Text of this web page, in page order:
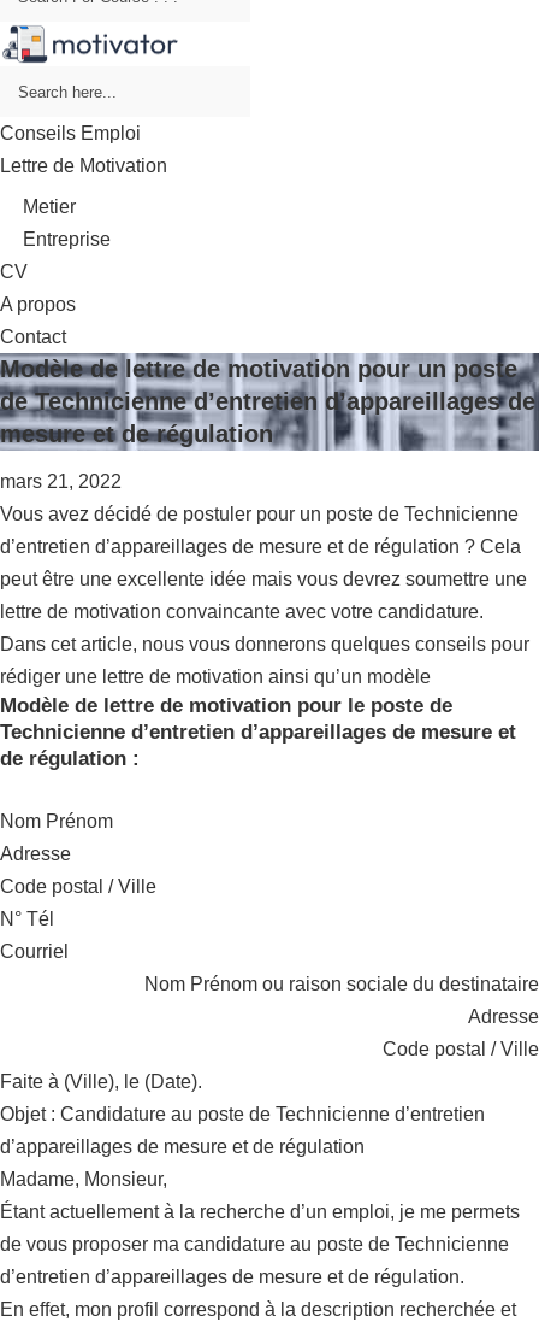
Conseils Emploi
Lettre de Motivation
Metier
Entreprise
CV
A propos
Contact
Modèle de lettre de motivation pour un poste
de Technicienne d’entretien d’appareillages de
mesure et de régulation
mars 21, 2022
Vous avez décidé de postuler pour un poste de Technicienne
d’entretien d’appareillages de mesure et de régulation ? Cela
peut être une excellente idée mais vous devrez soumettre une
lettre de motivation convaincante avec votre candidature.
Dans cet article, nous vous donnerons quelques conseils pour
rédiger une lettre de motivation ainsi qu’un modèle
Modèle de lettre de motivation pour le poste de
Technicienne d’entretien d’appareillages de mesure et
de régulation :
Nom Prénom
Adresse
Code postal / Ville
N° Tél
Courriel
Nom Prénom ou raison sociale du destinataire
Adresse
Code postal / Ville
Faite à (Ville), le (Date).
Objet : Candidature au poste de Technicienne d’entretien
d’appareillages de mesure et de régulation
Madame, Monsieur,
Étant actuellement à la recherche d’un emploi, je me permets
de vous proposer ma candidature au poste de Technicienne
d’entretien d’appareillages de mesure et de régulation.
En effet, mon profil correspond à la description recherchée et